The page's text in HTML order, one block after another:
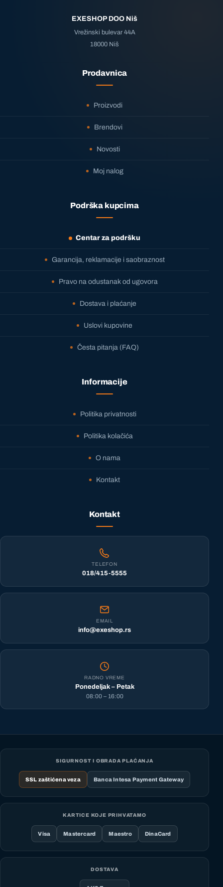
EXESHOP DOO Niš
Vrežinski bulevar 44A
18000 Niš
Prodavnica
Proizvodi
Brendovi
Novosti
Moj nalog
Podrška kupcima
Centar za podršku
Garancija, reklamacije i saobraznost
Pravo na odustanak od ugovora
Dostava i plaćanje
Uslovi kupovine
Česta pitanja (FAQ)
Informacije
Politika privatnosti
Politika kolačića
O nama
Kontakt
Kontakt
TELEFON
018/415-5555
EMAIL
info@exeshop.rs
RADNO VREME
Ponedeljak – Petak
08:00 – 16:00
SIGURNOST I OBRADA PLAĆANJA
SSL zaštićena veza Banca Intesa Payment Gateway
KARTICE KOJE PRIHVATAMO
Visa Mastercard Maestro DinaCard
DOSTAVA